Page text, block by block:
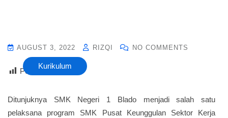
Kurikulum
AUGUST 3, 2022 RIZQI NO COMMENTS
Post Views : 22
Ditunjuknya SMK Negeri 1 Blado menjadi salah satu
pelaksana program SMK Pusat Keunggulan Sektor Kerja